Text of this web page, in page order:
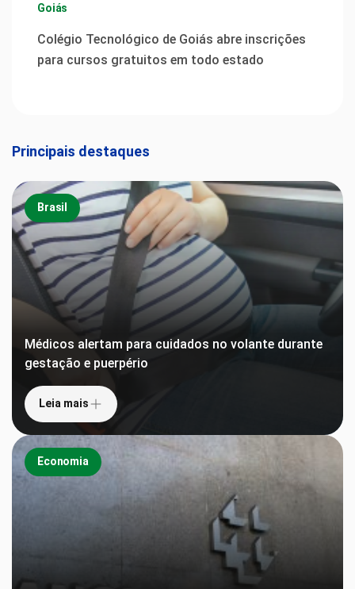
Goiás
Colégio Tecnológico de Goiás abre inscrições
para cursos gratuitos em todo estado
Principais destaques
Brasil
Médicos alertam para cuidados no volante durante
gestação e puerpério
Leia mais
Economia